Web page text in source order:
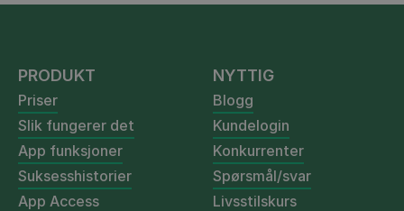
PRODUKT
Priser
Slik fungerer det
App funksjoner
Suksesshistorier
App Access
NYTTIG
Blogg
Kundelogin
Konkurrenter
Spørsmål/svar
Livsstilskurs